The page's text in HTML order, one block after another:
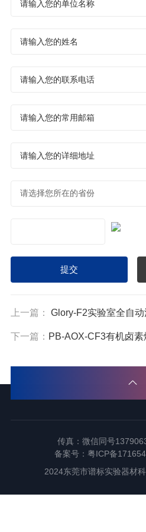
上一篇： Glory-F2实验室全自动洗
下一篇： PB-AOX-CF3有机卤素
传真：微信同号
备案号： 粤ICP备
2024东莞市谱标实验器材